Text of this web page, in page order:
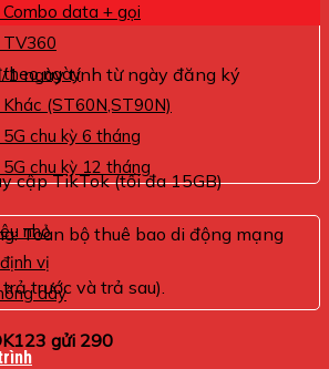
data + gọi
TV360
ngày
(ST60N,ST90N)
chu kỳ 6 tháng
chu kỳ 12 tháng
nhỏ
vị
dây
1 ngày tính từ ngày đăng ký
cập TikTok (tối đa 15GB)
Toàn bộ thuê bao di động mạng
trước và trả sau).
gửi 290